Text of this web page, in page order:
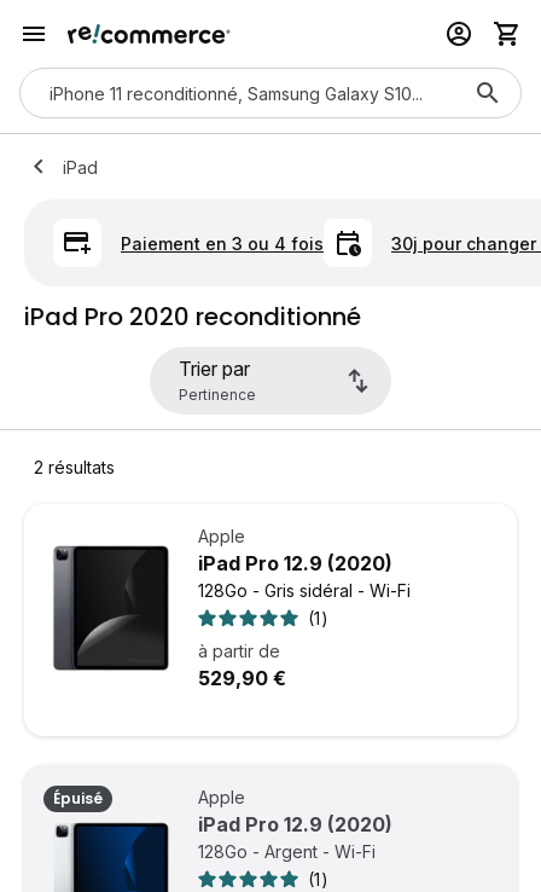
iPad
Paiement en 3 ou 4 fois 30j pour
iPad Pro 2020 reconditionné
Trier par
2 résultats
Apple
iPad Pro 12.9 (2020)
128Go - Gris sidéral - Wi-Fi
1
à partir de
529,90 €
Épuisé Apple
iPad Pro 12.9 (2020)
128Go - Argent - Wi-Fi
1